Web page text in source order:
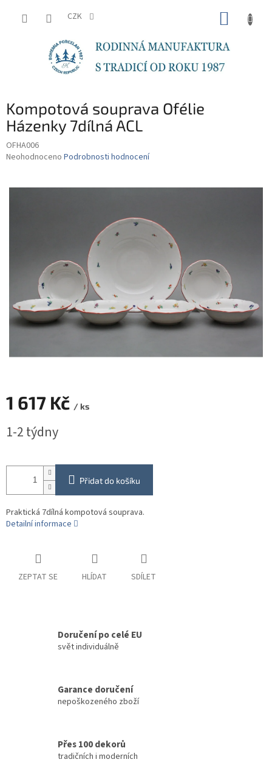
CZK
Kompotová souprava Ofélie
Házenky 7dílná ACL
OFHA006
Průměrné
je
Neohodnoceno Podrobnosti hodnocení
1 617 Kč / ks
cena:
1-2 týdny
Přidat do košíku
Praktická 7dílná kompotová souprava.
Detailní informace
ZEPTAT SE HLÍDAT SDÍLET
Doručení po celé EU
svět individuálně
Garance doručení
nepoškozeného zboží
Přes 100 dekorů
tradičních i moderních